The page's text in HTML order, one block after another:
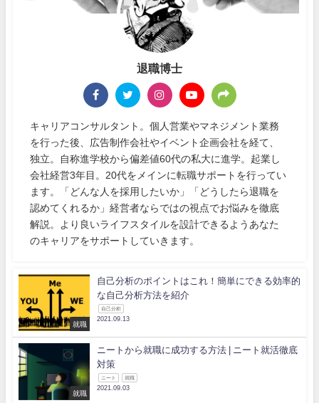
退職博士
キャリアコンサルタント。個人営業やマネジメント業務
を行った後、広告制作会社やイベント企画会社を経て、
独立。自称進学校から偏差値60代の私大に進学。起業し
会社経営3年目。20代をメインに転職サポートを行ってい
ます。「どんな人を採用したいか」「どうしたら退職を
認めてくれるか」経営者ならではの視点でお悩みを徹底
解説。より良いライフスタイルを設計できるようあなた
のキャリアをサポートしていきます。
就職
自己分析のポイントはこれ！簡単にできる効率的
な自己分析方法を紹介
自己分析
2021.09.13
就職
ニートから就職に成功する方法 | ニート就活徹底
対策
ニート 就職
2021.09.03